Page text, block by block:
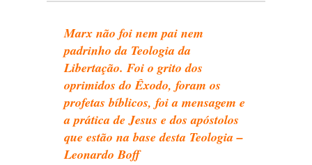
Marx não foi nem pai nem
padrinho da Teologia da
Libertação. Foi o grito dos
oprimidos do Êxodo, foram os
profetas bíblicos, foi a mensagem e
a prática de Jesus e dos apóstolos
que estão na base desta Teologia –
Leonardo Boff